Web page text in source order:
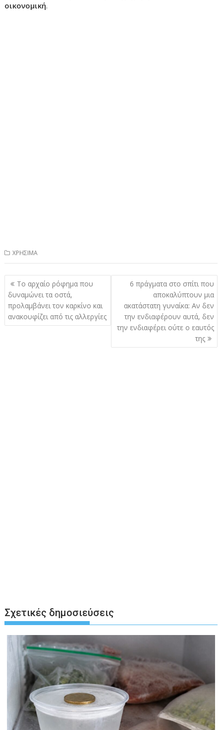
οικονομική.
ΧΡΗΣΙΜΑ
Πλοήγηση
άρθρων
Το αρχαίο ρόφημα που
δυναμώνει τα οστά,
προλαμβάνει τον καρκίνο και
ανακουφίζει από τις αλλεργίες
6 πράγματα στο σπίτι που
αποκαλύπτουν μια
ακατάστατη γυναίκα: Αν δεν
την ενδιαφέρουν αυτά, δεν
την ενδιαφέρει ούτε ο εαυτός
της
Σχετικές δημοσιεύσεις